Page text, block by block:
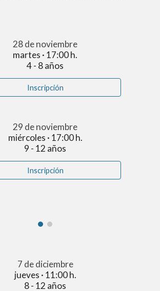
28 de noviembre
martes · 17:00 h.
4 - 8 años
Inscripción
29 de noviembre
miércoles · 17:00 h.
9 - 12 años
Inscripción
7 de diciembre
jueves · 11:00 h.
8 - 12 años